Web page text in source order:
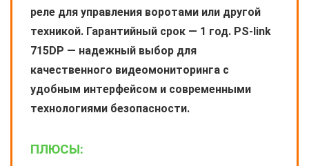
реле для управления воротами или другой
техникой. Гарантийный срок — 1 год. PS-link
715DP — надежный выбор для
качественного видеомониторинга с
удобным интерфейсом и современными
технологиями безопасности.
ПЛЮСЫ: